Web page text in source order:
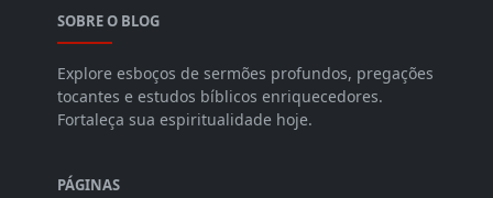
SOBRE O BLOG
Explore esboços de sermões profundos, pregações
tocantes e estudos bíblicos enriquecedores.
Fortaleça sua espiritualidade hoje.
PÁGINAS